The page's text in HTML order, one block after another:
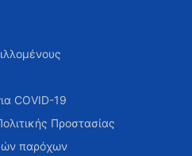
COVID-19
Προστασίας
παρόχων